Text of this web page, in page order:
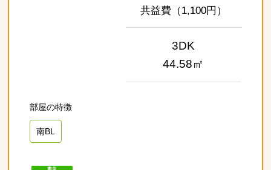
（1,100円）
3DK
44.58㎡
南BL